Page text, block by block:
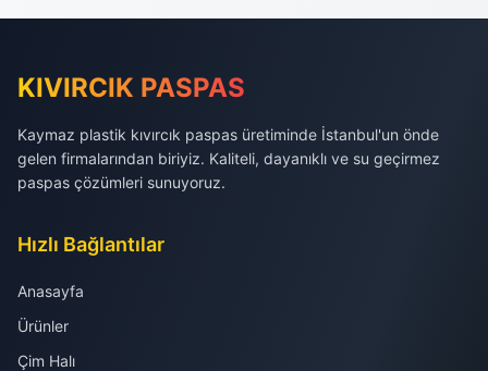
KIVIRCIK PASPAS
Kaymaz plastik kıvırcık paspas üretiminde İstanbul'un önde
gelen firmalarından biriyiz. Kaliteli, dayanıklı ve su geçirmez
paspas çözümleri sunuyoruz.
Hızlı Bağlantılar
Anasayfa
Ürünler
Çim Halı